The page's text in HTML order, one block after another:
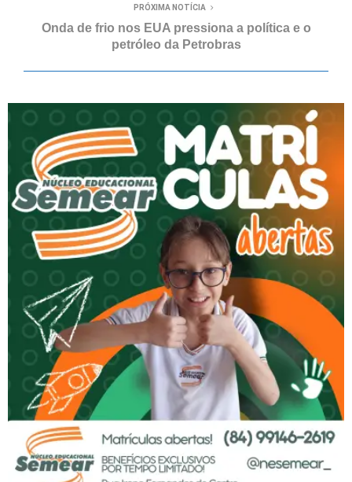
PRÓXIMA NOTÍCIA
Onda de frio nos EUA pressiona a política e o
petróleo da Petrobras